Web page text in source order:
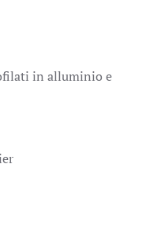
in alluminio e